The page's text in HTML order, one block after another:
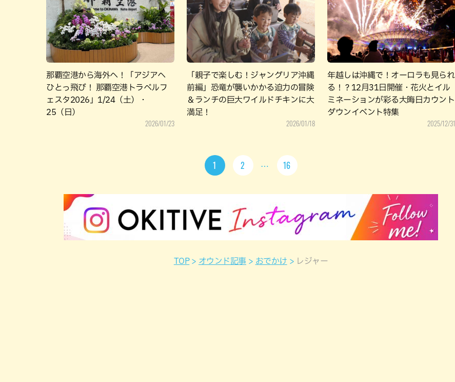
那覇空港から海外へ！「アジアへ
ひとっ飛び！ 那覇空港トラベルフ
ェスタ2026」1/24（土）・
25（日）
2026/01/23
「親子で楽しむ！ジャングリア沖縄
前編」恐竜が襲いかかる迫力の冒険
＆ランチの巨大ワイルドチキンに大
満足！
2026/01/18
年越しは沖縄で！オーロラも見られ
る！？12月31日開催・花火とイル
ミネーションが彩る大晦日カウント
ダウンイベント特集
2025/12/31
1 2 16
TOP オウンド記事 おでかけ レジャー